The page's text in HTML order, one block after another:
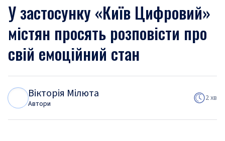
У застосунку «Київ Цифровий»
містян просять розповісти про
свій емоційний стан
Вікторія Мілюта
Автори
2 хв